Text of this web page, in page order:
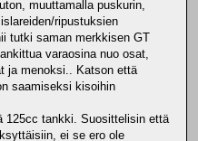
muuttamalla puskurin,
ripustuksien
tutki saman merkkisen GT
varaosina nuo osat,
ja menoksi.. Katson että
saamiseksi kisoihin
125cc tankki. Suosittelisin että
ei se ero ole